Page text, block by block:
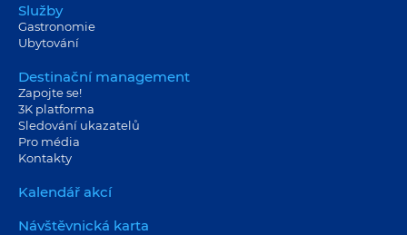
Služby
Gastronomie
Ubytování
Destinační management
Zapojte se!
3K platforma
Sledování ukazatelů
Pro média
Kontakty
Kalendář akcí
Návštěvnická karta